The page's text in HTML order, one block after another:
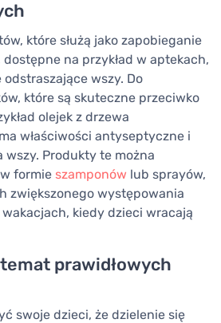
które służą jako zapobieganie
na przykład w aptekach,
wszy. Do
które są skuteczne przeciwko
olejek z drzewa
właściwości antyseptyczne i
Produkty te można
formie szamponów lub sprayów,
zwiększonego występowania
wakacjach, kiedy dzieci wracają
prawidłowych
swoje dzieci, że dzielenie się